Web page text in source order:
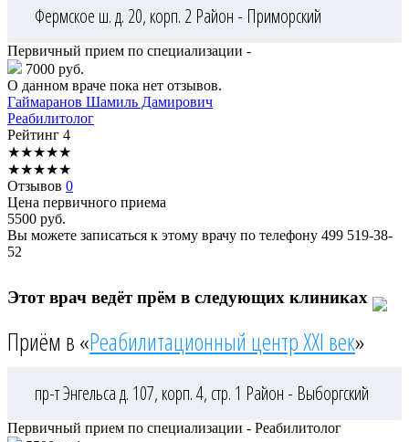
Фермское ш. д. 20, корп. 2 Район - Приморский
Первичный прием по специализации -
7000 руб.
О данном враче пока нет отзывов.
Гаймаранов Шамиль Дамирович
Реабилитолог
Рейтинг 4
★★★★★
★★★★★
Отзывов 0
Цена первичного приема
5500 руб.
Вы можете записаться к этому врачу по телефону 499 519-38-
52
Этот врач ведёт прём в следующих клиниках
Приём в «Реабилитационный центр XXI век»
пр-т Энгельса д. 107, корп. 4, стр. 1 Район - Выборгский
Первичный прием по специализации - Реабилитолог